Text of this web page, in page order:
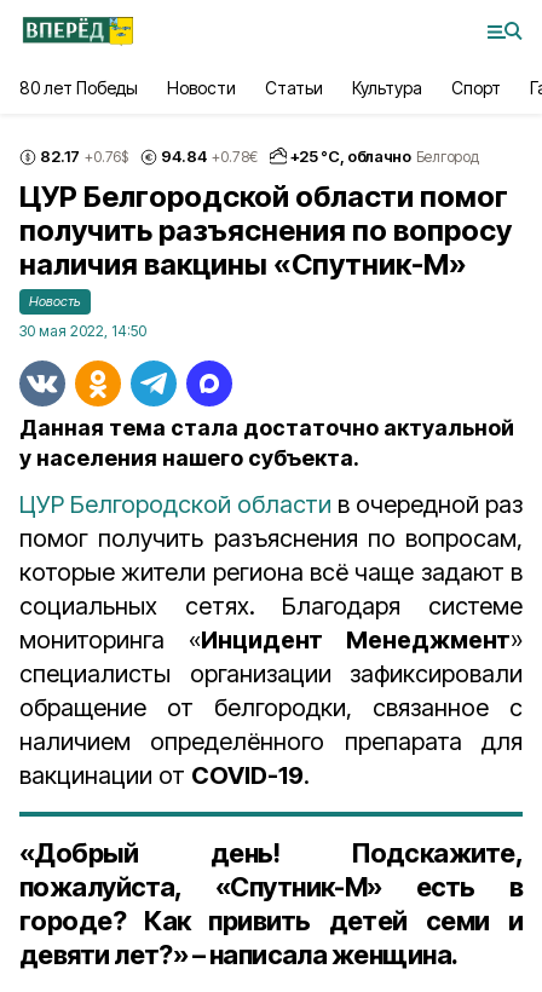
80 лет Победы Новости Статьи Культура Спорт
82.17 +0.76$ 94.84 +0.78€ +25°С, облачно Белгород
ЦУР Белгородской области помог
получить разъяснения по вопросу
наличия вакцины «Спутник-М»
Новость
30 мая 2022, 14:50
Данная тема стала достаточно актуальной
у населения нашего субъекта.
ЦУР Белгородской области в очередной раз
помог получить разъяснения по вопросам,
которые жители региона всё чаще задают в
социальных сетях. Благодаря системе
мониторинга «Инцидент Менеджмент»
специалисты организации зафиксировали
обращение от белгородки, связанное с
наличием определённого препарата для
вакцинации от COVID-19.
«Добрый день! Подскажите,
пожалуйста, «Спутник-М» есть в
городе? Как привить детей семи и
девяти лет?» – написала женщина.